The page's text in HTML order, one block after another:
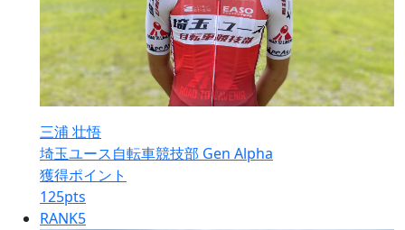
三浦 壮悟
埼玉ユース自転車競技部 Gen Alpha
獲得ポイント
125pts
RANK5